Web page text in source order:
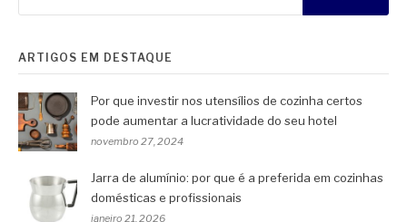
ARTIGOS EM DESTAQUE
Por que investir nos utensílios de cozinha certos
pode aumentar a lucratividade do seu hotel
novembro 27, 2024
Jarra de alumínio: por que é a preferida em cozinhas
domésticas e profissionais
janeiro 21, 2026